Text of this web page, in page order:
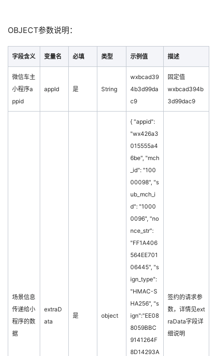
OBJECT参数说明：
字段含义 变量名 必填 类型 示例值 描述
微信车主
小程序a
ppid
appId 是 String
wxbcad39
4b3d99da
c9
固定值
wxbcad394b
3d99dac9
场景信息
传递给小
程序的数
据
extraD
ata
是 object
{ "appid":
"wx426a3
015555a4
6be", "mch
_id": "100
00098", "s
ub_mch_i
d": "1000
0096", "no
nce_str":
"FF1A406
564EE701
06445", "s
ign_type":
"HMAC-S
HA256", "s
ign":"EE08
8059BBC
9141264F
8D14293A
签约的请求参
数，详情见ext
raData字段详
细说明